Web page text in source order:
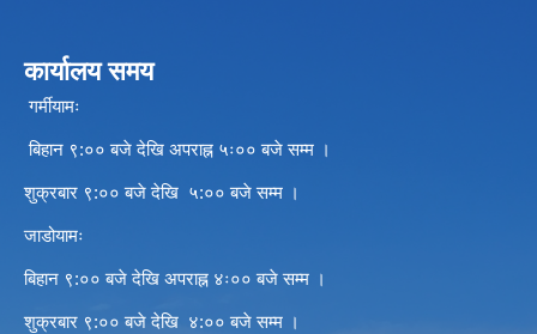
कार्यालय समय
गर्मीयामः
बिहान ९:०० बजे देखि अपराह्न ५ः०० बजे सम्म ।
शुक्रबार ९:०० बजे देखि ५:०० बजे सम्म ।
जाडोयामः
बिहान ९:०० बजे देखि अपराह्न ४ः०० बजे सम्म ।
शुक्रबार ९:०० बजे देखि ४:०० बजे सम्म ।